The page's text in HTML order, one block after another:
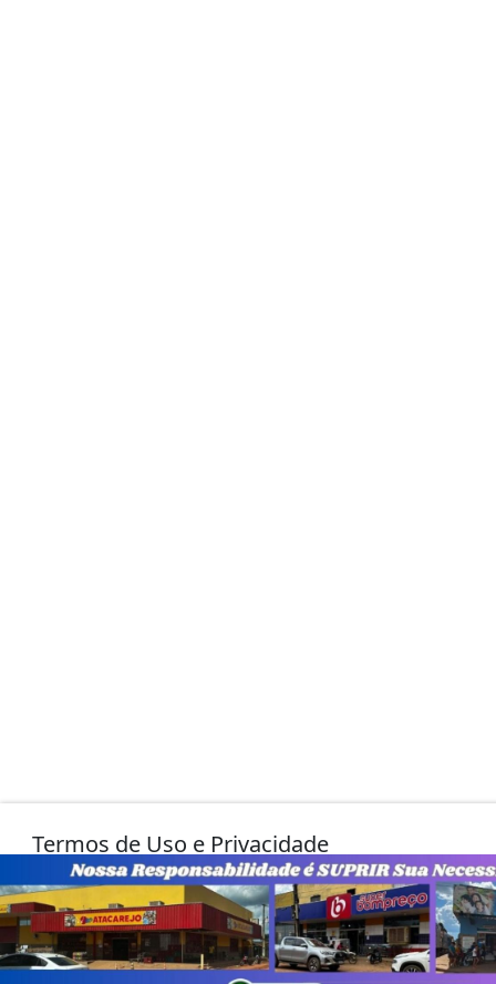
Termos de Uso e Privacidade
Esse site utiliza cookies para melhorar sua
navegação. Ao continuar o acesso, entendemos que
com nossos Termos de Uso e Privacidade.
PARA MAIS INFORMAÇÕES,ACESSE NOSSOS TERMOS